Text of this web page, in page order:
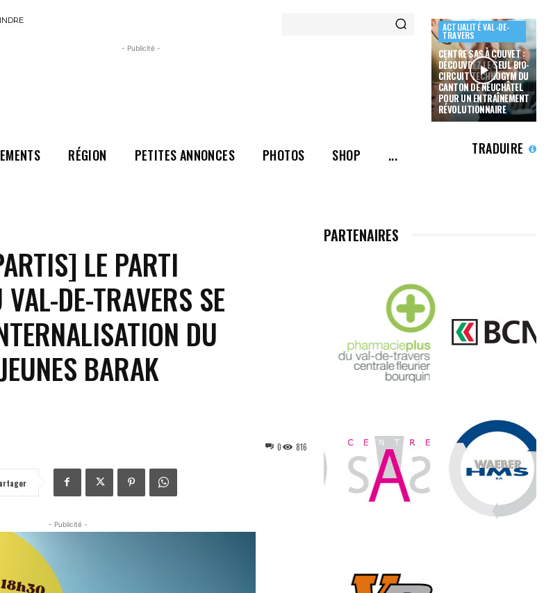
- Publicité -
ACTUALITÉ VAL-DE-
TRAVERS
CENTRE SAS À COUVET :
DÉCOUVREZ LE SEUL BIO-
CIRCUIT TECHNOGYM DU
CANTON DE NEUCHÂTEL
POUR UN ENTRAÎNEMENT
RÉVOLUTIONNAIRE
RÉGION PETITES ANNONCES PHOTOS SHOP ... TRADUIRE
LE PARTI
DE-TRAVERS SE
DU
BARAK
816
0
- Publicité -
PARTENAIRES